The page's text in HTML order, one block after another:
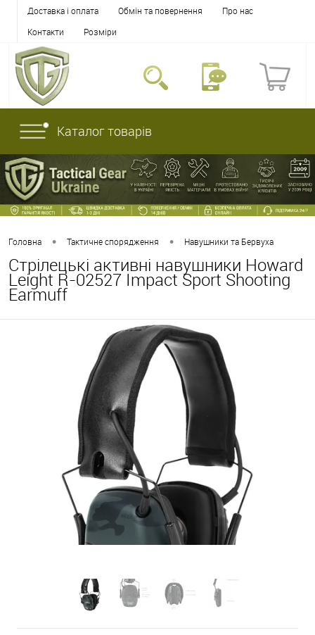
Доставка і оплата Обмін та повернення
Про нас
Контакти
Розміри
Каталог товарів
Головна • Тактичне спорядження • Навушники та Бервуха
Стрілецькі активні навушники Howard
Leight R-02527 Impact Sport Shooting
Earmuff